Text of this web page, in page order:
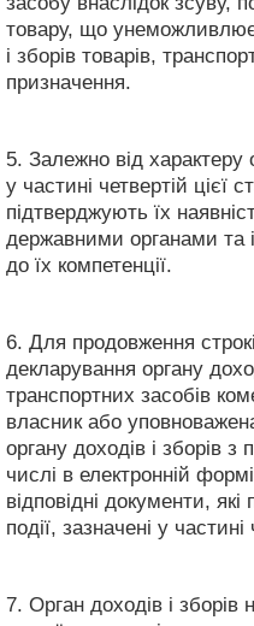
товару, що унеможливлює
і зборів товарів,
призначення.
5. Залежно від характеру
у частині четвертій цієї
підтверджують їх
державними органами та
до їх компетенції.
6. Для продовження
декларування органу
транспортних засобів
власник або
органу доходів і зборів
числі в електронній
відповідні документи,
події, зазначені у частині
7. Орган доходів і зборів